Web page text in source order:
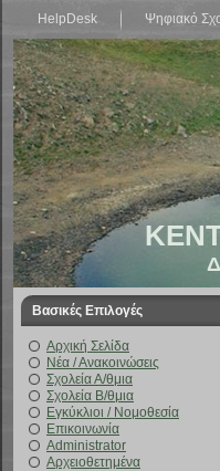
HelpDesk Ψηφιακό
Βασικές Επιλογές
Αρχική Σελίδα
Νέα / Ανακοινώσεις
Σχολεία Α/θμια
Σχολεία Β/θμια
Εγκύκλιοι / Νομοθεσία
Επικοινωνία
Administrator
Αρχειοθετημένα